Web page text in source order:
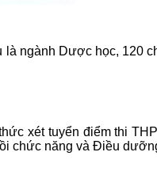
là ngành Dược học, 120
xét tuyển điểm thi
chức năng và Điều